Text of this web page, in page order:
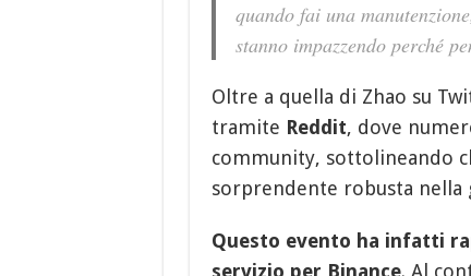
quando fai una
stanno impazzendo perché
Oltre a quella di Zhao su
tramite Reddit, dove
community, sottolineando
sorprendente robusta nella
Questo evento ha infatti
servizio per Binance. Al